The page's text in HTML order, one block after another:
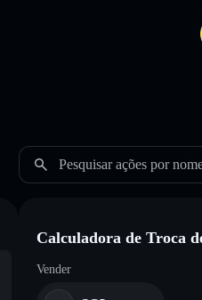
Pesquisar ações por
Calculadora de Troca
Vender